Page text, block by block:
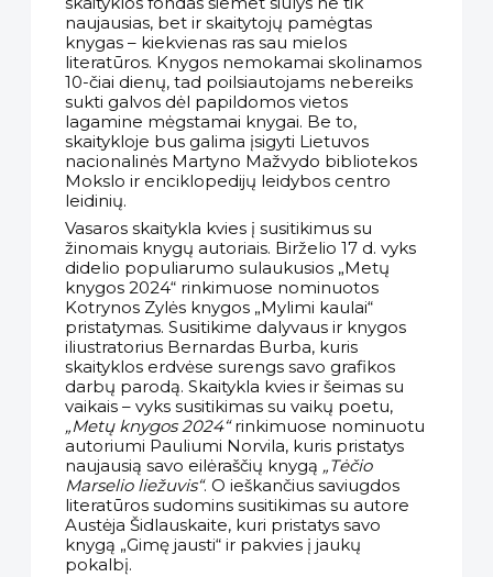
naujausias, bet ir skaitytojų pamėgtas
knygas – kiekvienas ras sau mielos
literatūros. Knygos nemokamai skolinamos
10-čiai dienų, tad poilsiautojams nebereiks
sukti galvos dėl papildomos vietos
lagamine mėgstamai knygai. Be to,
skaitykloje bus galima įsigyti Lietuvos
nacionalinės Martyno Mažvydo bibliotekos
Mokslo ir enciklopedijų leidybos centro
leidinių.
Vasaros skaitykla kvies į susitikimus su
žinomais knygų autoriais. Birželio 17 d. vyks
didelio populiarumo sulaukusios „Metų
knygos 2024“ rinkimuose nominuotos
Kotrynos Zylės knygos „Mylimi kaulai“
pristatymas. Susitikime dalyvaus ir knygos
iliustratorius Bernardas Burba, kuris
skaityklos erdvėse surengs savo grafikos
darbų parodą. Skaitykla kvies ir šeimas su
vaikais – vyks susitikimas su vaikų poetu,
„Metų knygos 2024“rinkimuose nominuotu
autoriumi Pauliumi Norvila, kuris pristatys
naujausią savo eilėraščių knygą „Tėčio
Marselio liežuvis“. O ieškančius saviugdos
literatūros sudomins susitikimas su autore
Austėja Šidlauskaite, kuri pristatys savo
knygą „Gimę jausti“ ir pakvies į jaukų
pokalbį.